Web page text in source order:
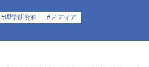
#理学研究科 #メディア